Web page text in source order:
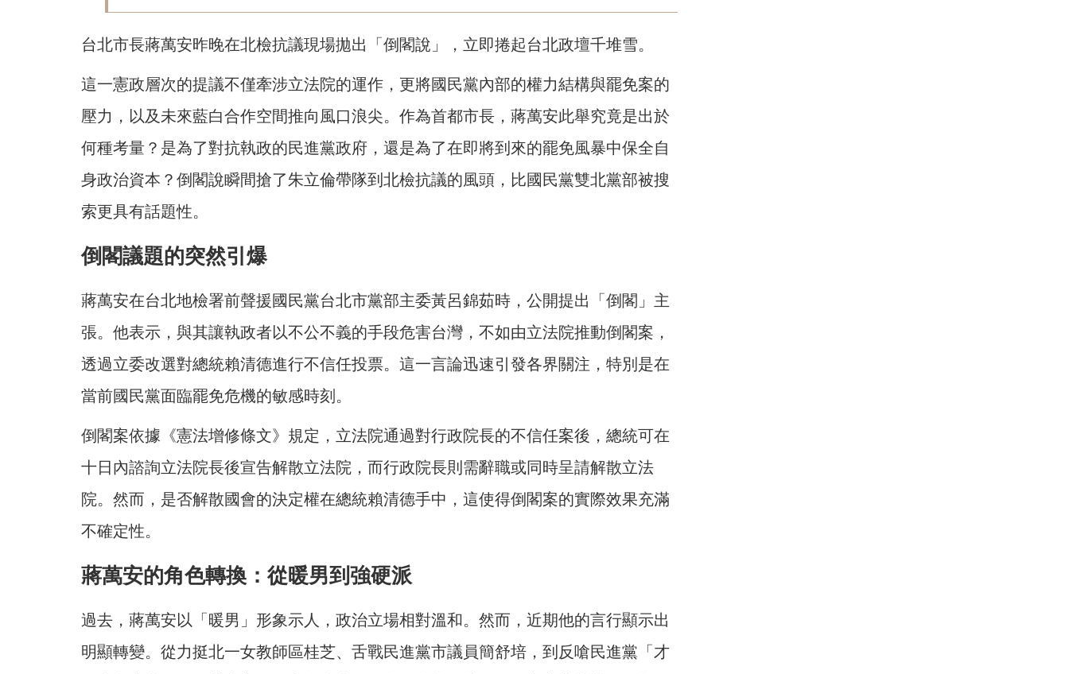
台北市長蔣萬安昨晚在北檢抗議現場拋出「倒閣說」，立即捲起台北政壇千堆雪。
這一憲政層次的提議不僅牽涉立法院的運作，更將國民黨內部的權力結構與罷免案的
壓力，以及未來藍白合作空間推向風口浪尖。作為首都市長，蔣萬安此舉究竟是出於
何種考量？是為了對抗執政的民進黨政府，還是為了在即將到來的罷免風暴中保全自
身政治資本？倒閣說瞬間搶了朱立倫帶隊到北檢抗議的風頭，比國民黨雙北黨部被搜
索更具有話題性。
倒閣議題的突然引爆
蔣萬安在台北地檢署前聲援國民黨台北市黨部主委黃呂錦茹時，公開提出「倒閣」主
張。他表示，與其讓執政者以不公不義的手段危害台灣，不如由立法院推動倒閣案，
透過立委改選對總統賴清德進行不信任投票。這一言論迅速引發各界關注，特別是在
當前國民黨面臨罷免危機的敏感時刻。
倒閣案依據《憲法增修條文》規定，立法院通過對行政院長的不信任案後，總統可在
十日內諮詢立法院長後宣告解散立法院，而行政院長則需辭職或同時呈請解散立法
院。然而，是否解散國會的決定權在總統賴清德手中，這使得倒閣案的實際效果充滿
不確定性。
蔣萬安的角色轉換：從暖男到強硬派
過去，蔣萬安以「暖男」形象示人，政治立場相對溫和。然而，近期他的言行顯示出
明顯轉變。從力挺北一女教師區桂芝、舌戰民進黨市議員簡舒培，到反嗆民進黨「才